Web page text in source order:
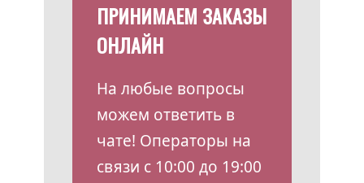
ПРИНИМАЕМ ЗАКАЗЫ
ОНЛАЙН
На любые вопросы
можем ответить в
чате! Операторы на
связи с 10:00 до 19:00